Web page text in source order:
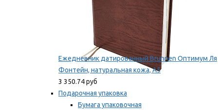
Ежедневник датированный Brunnen Оптимум Ля
Фонтейн, натуральная кожа, А5
3 350.74 руб
Подарочная упаковка
Бумага упаковочная